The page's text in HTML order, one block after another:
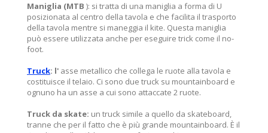
Maniglia (MTB ): si tratta di una maniglia a forma di U
posizionata al centro della tavola e che facilita il trasporto
della tavola mentre si maneggia il kite. Questa maniglia
può essere utilizzata anche per eseguire trick come il no-
foot.
Truck: l' asse metallico che collega le ruote alla tavola e
costituisce il telaio. Ci sono due truck su mountainboard e
ognuno ha un asse a cui sono attaccate 2 ruote.
Truck da skate: un truck simile a quello da skateboard,
tranne che per il fatto che è più grande mountainboard. È il